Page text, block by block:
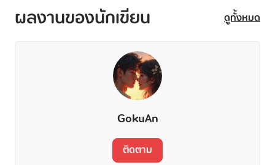
ผลงานของนักเขียน ดูทั้งหมด
GokuAn
ติดตาม